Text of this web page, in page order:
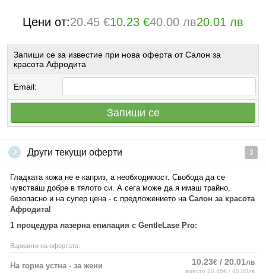
Цени от:20.45 €10.23 €40.00 лв20.01 лв
Запиши се за известие при нова оферта от Салон за
красота Афродита
Email:
Запиши се
Други текущи оферти 3
Гладката кожа не е каприз, а необходимост. Свобода да се
чувстваш добре в тялото си. А сега може да я имаш трайно,
безопасно и на супер цена - с предложението на Салон за красота
Афродита!
1 процедура лазерна епилация с GentleLase Pro:
Варианти на офертата:
На горна устна - за жени 10.23€ / 20.01лв
вместо 20.45€ / 40.00лв